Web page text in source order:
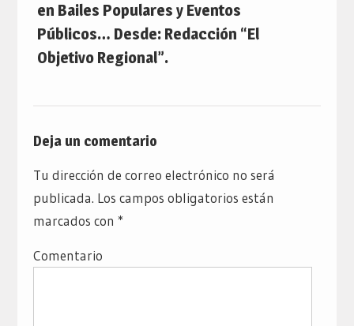
en Bailes Populares y Eventos
Públicos… Desde: Redacción “El
Objetivo Regional”.
Deja un comentario
Tu dirección de correo electrónico no será
publicada. Los campos obligatorios están
marcados con *
Comentario